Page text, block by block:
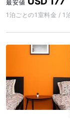
最安値
1泊ごとの1室料金 / 1